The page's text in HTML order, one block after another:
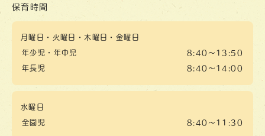
保育時間
月曜日・火曜日・木曜日・金曜日
年少児・年中児
8:40～13:50
年長児
8:40～14:00
水曜日
全園児
8:40～11:30